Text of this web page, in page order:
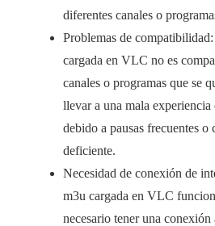
diferentes canales o
Problemas de
cargada en VLC no es
canales o programas que se
llevar a una mala
debido a pausas frecuentes o
deficiente.
Necesidad de conexión de
m3u cargada en VLC
necesario tener una